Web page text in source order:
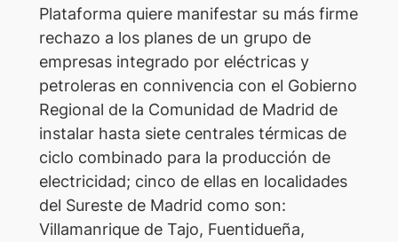
Plataforma quiere manifestar su más firme
rechazo a los planes de un grupo de
empresas integrado por eléctricas y
petroleras en connivencia con el Gobierno
Regional de la Comunidad de Madrid de
instalar hasta siete centrales térmicas de
ciclo combinado para la producción de
electricidad; cinco de ellas en localidades
del Sureste de Madrid como son:
Villamanrique de Tajo, Fuentidueña,